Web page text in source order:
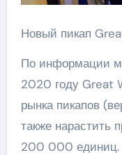
Новый пикап
По информации
2020 году Great
рынка пикапов
также нарастить
200 000 единиц.